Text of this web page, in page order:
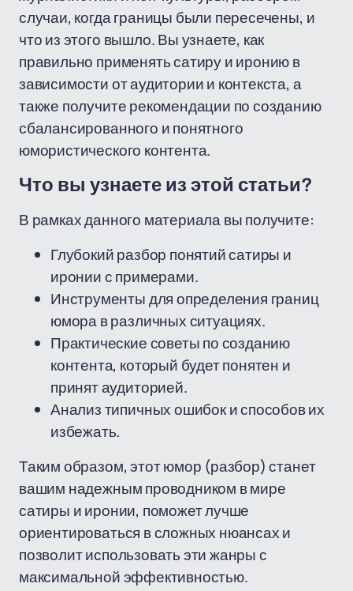
случаи, когда границы были пересечены, и
что из этого вышло. Вы узнаете, как
правильно применять сатиру и иронию в
зависимости от аудитории и контекста, а
также получите рекомендации по созданию
сбалансированного и понятного
юмористического контента.
Что вы узнаете из этой статьи?
В рамках данного материала вы получите:
Глубокий разбор понятий сатиры и
иронии с примерами.
Инструменты для определения границ
юмора в различных ситуациях.
Практические советы по созданию
контента, который будет понятен и
принят аудиторией.
Анализ типичных ошибок и способов их
избежать.
Таким образом, этот юмор (разбор) станет
вашим надежным проводником в мире
сатиры и иронии, поможет лучше
ориентироваться в сложных нюансах и
позволит использовать эти жанры с
максимальной эффективностью.